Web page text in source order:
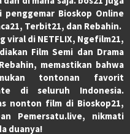
Bioskop Online
Terbit21, dan Rebahin.
viral di NETFLIX, Ngefilm21,
Film Semi dan Drama
memastikan bahwa
tontonan favorit
di seluruh Indonesia.
nonton film di Bioskop21,
Pemersatu.live, nikmati
duanya!